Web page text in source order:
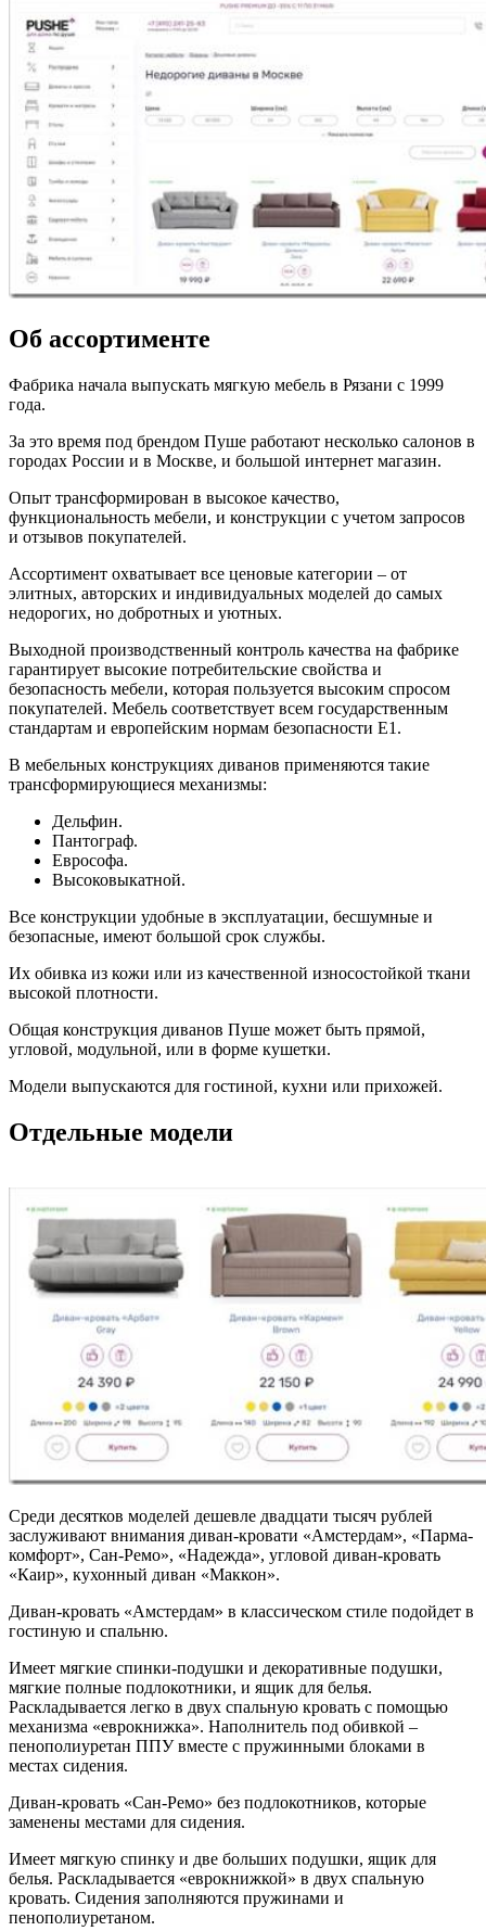
Об ассортименте
Фабрика начала выпускать мягкую мебель в Рязани с 1999
года.
За это время под брендом Пуше работают несколько салонов в
городах России и в Москве, и большой интернет магазин.
Опыт трансформирован в высокое качество,
функциональность мебели, и конструкции с учетом запросов
и отзывов покупателей.
Ассортимент охватывает все ценовые категории – от
элитных, авторских и индивидуальных моделей до самых
недорогих, но добротных и уютных.
Выходной производственный контроль качества на фабрике
гарантирует высокие потребительские свойства и
безопасность мебели, которая пользуется высоким спросом
покупателей. Мебель соответствует всем государственным
стандартам и европейским нормам безопасности Е1.
В мебельных конструкциях диванов применяются такие
трансформирующиеся механизмы:
Дельфин.
Пантограф.
Еврософа.
Высоковыкатной.
Все конструкции удобные в эксплуатации, бесшумные и
безопасные, имеют большой срок службы.
Их обивка из кожи или из качественной износостойкой ткани
высокой плотности.
Общая конструкция диванов Пуше может быть прямой,
угловой, модульной, или в форме кушетки.
Модели выпускаются для гостиной, кухни или прихожей.
Отдельные модели
Среди десятков моделей дешевле двадцати тысяч рублей
заслуживают внимания диван-кровати «Амстердам», «Парма-
комфорт», Сан-Ремо», «Надежда», угловой диван-кровать
«Каир», кухонный диван «Маккон».
Диван-кровать «Амстердам» в классическом стиле подойдет в
гостиную и спальню.
Имеет мягкие спинки-подушки и декоративные подушки,
мягкие полные подлокотники, и ящик для белья.
Раскладывается легко в двух спальную кровать с помощью
механизма «еврокнижка». Наполнитель под обивкой –
пенополиуретан ППУ вместе с пружинными блоками в
местах сидения.
Диван-кровать «Сан-Ремо» без подлокотников, которые
заменены местами для сидения.
Имеет мягкую спинку и две больших подушки, ящик для
белья. Раскладывается «еврокнижкой» в двух спальную
кровать. Сидения заполняются пружинами и
пенополиуретаном.